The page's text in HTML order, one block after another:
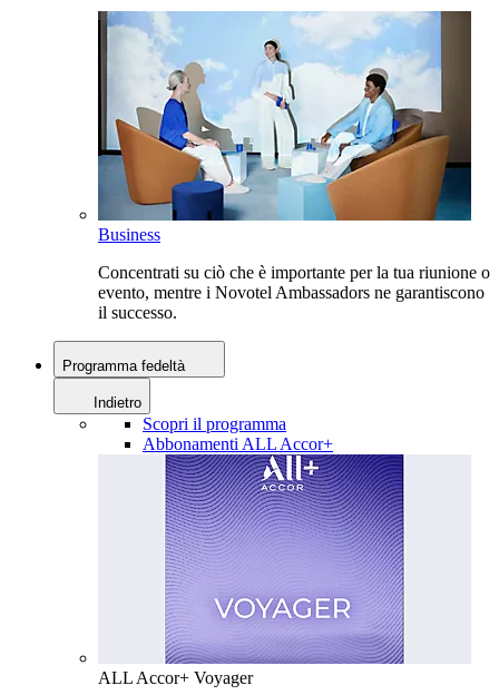
Business
Concentrati su ciò che è importante per la tua riunione o
evento, mentre i Novotel Ambassadors ne garantiscono
il successo.
Programma fedeltà
Indietro
Scopri il programma
Abbonamenti ALL Accor+
ALL Accor+ Voyager